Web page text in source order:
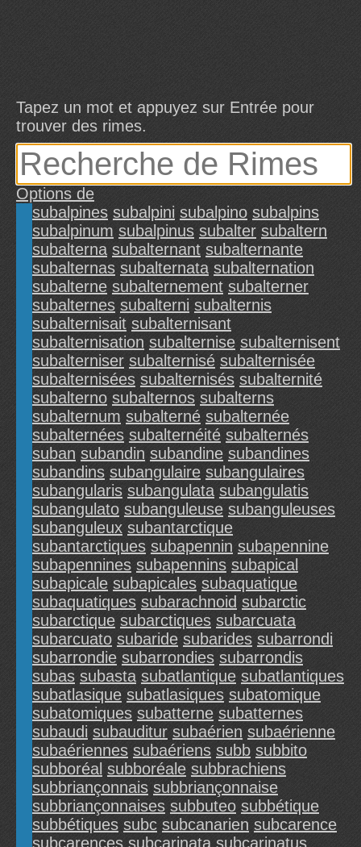
Tapez un mot et appuyez sur Entrée pour
trouver des rimes.
Options de
subalpines subalpini subalpino subalpins
subalpinum subalpinus subalter subaltern
subalterna subalternant subalternante
subalternas subalternata subalternation
subalterne subalternement subalterner
subalternes subalterni subalternis
subalternisait subalternisant
subalternisation subalternise subalternisent
subalterniser subalternisé subalternisée
subalternisées subalternisés subalternité
subalterno subalternos subalterns
subalternum subalterné subalternée
subalternées subalternéité subalternés
suban subandin subandine subandines
subandins subangulaire subangulaires
subangularis subangulata subangulatis
subangulato subanguleuse subanguleuses
subanguleux subantarctique
subantarctiques subapennin subapennine
subapennines subapennins subapical
subapicale subapicales subaquatique
subaquatiques subarachnoid subarctic
subarctique subarctiques subarcuata
subarcuato subaride subarides subarrondi
subarrondie subarrondies subarrondis
subas subasta subatlantique subatlantiques
subatlasique subatlasiques subatomique
subatomiques subatterne subatternes
subaudi subauditur subaérien subaérienne
subaériennes subaériens subb subbito
subboréal subboréale subbrachiens
subbriançonnais subbriançonnaise
subbriançonnaises subbuteo subbétique
subbétiques subc subcanarien subcarence
subcarences subcarinata subcarinatus